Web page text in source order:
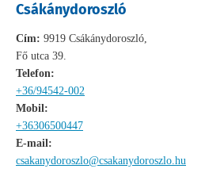
Csákánydoroszló
Cím: 9919 Csákánydoroszló,
Fő utca 39.
Telefon:
+36/94542-002
Mobil:
+36306500447
E-mail:
csakanydoroszlo@csakanydoroszlo.hu